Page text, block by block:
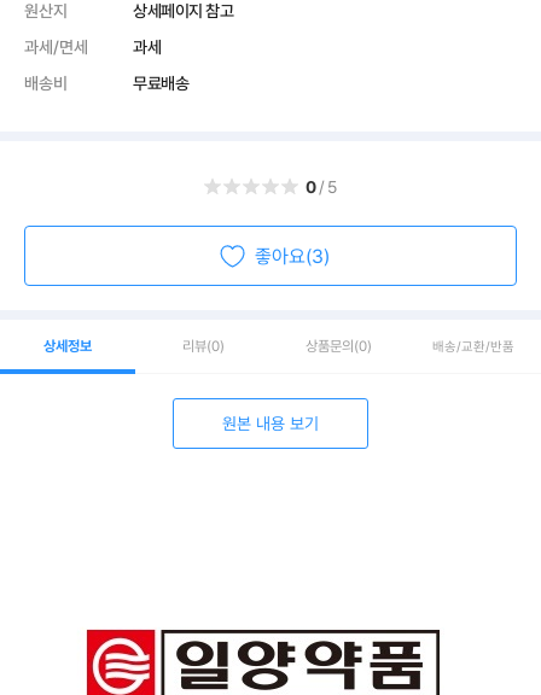
원산지
상세페이지 참고
과세/면세
과세
배송비
무료배송
0/5
좋아요(3)
상세정보 리뷰(0) 상품문의 (0) 배송/교환/반품
원본 내용 보기